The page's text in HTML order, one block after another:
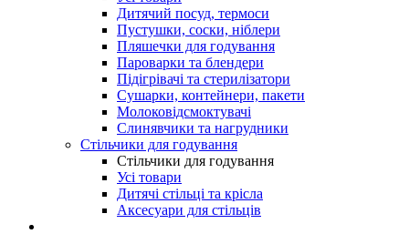
Дитячий посуд, термоси
Пустушки, соски, ніблери
Пляшечки для годування
Пароварки та блендери
Підігрівачі та стерилізатори
Сушарки, контейнери, пакети
Молоковідсмоктувачі
Слинявчики та нагрудники
Стільчики для годування
Стільчики для годування
Усі товари
Дитячі стільці та крісла
Аксесуари для стільців